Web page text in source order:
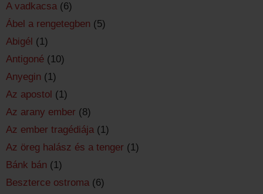
A vadkacsa (6)
Ábel a rengetegben (5)
Abigél (1)
Antigoné (10)
Anyegin (1)
Az apostol (1)
Az arany ember (8)
Az ember tragédiája (1)
Az öreg halász és a tenger (1)
Bánk bán (1)
Beszterce ostroma (6)